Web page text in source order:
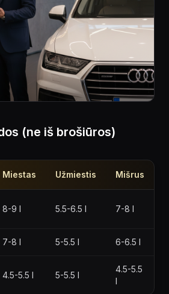
(ne iš brošiūros)
Miestas Užmiestis Mišrus
8-9 l 5.5-6.5 l 7-8 l
7-8 l 5-5.5 l 6-6.5 l
4.5-5.5 l 5-5.5 l
4.5-5.5
l